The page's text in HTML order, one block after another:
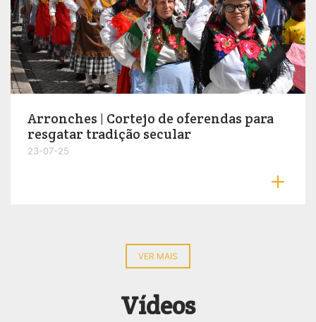
Arronches | Cortejo de oferendas para
resgatar tradição secular
23-07-25

VER MAIS
Vídeos